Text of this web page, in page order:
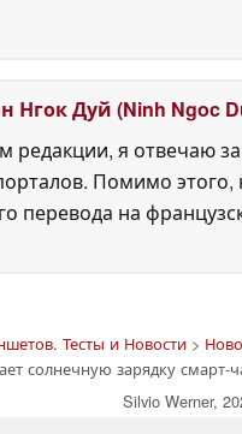
Нгок Дуй (Ninh Ngoc
редакции, я отвечаю
Помимо
перевода на
Тесты и Новости >
солнечную зарядку
Silvio Werner,